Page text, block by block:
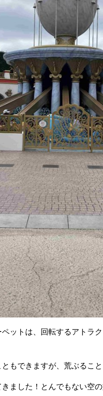
ットは、回転するアトラ
もできますが、荒ぶるこ
ました！とんでもない空